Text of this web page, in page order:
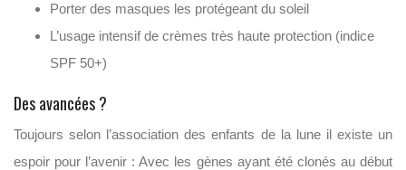
Porter des masques les protégeant du soleil
L’usage intensif de crèmes très haute protection (indice
SPF 50+)
Des avancées ?
Toujours selon l’association des enfants de la lune il existe un
espoir pour l’avenir : Avec les gènes ayant été clonés au début